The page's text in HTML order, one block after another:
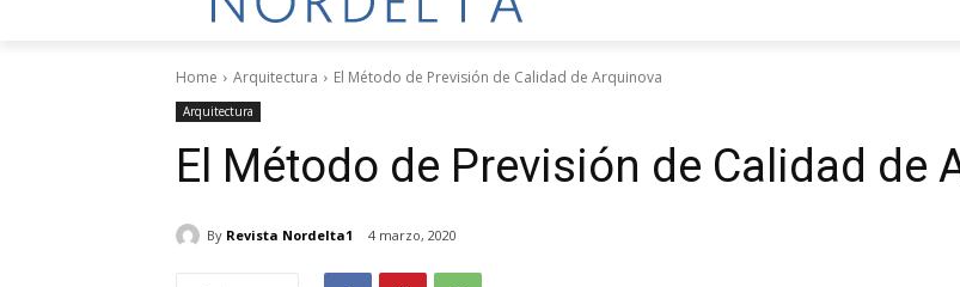
Home Arquitectura El Método de Previsión de Calidad de Arquinova
Arquitectura
El Método de Previsión de Calidad de
By Revista Nordelta1 4 marzo, 2020